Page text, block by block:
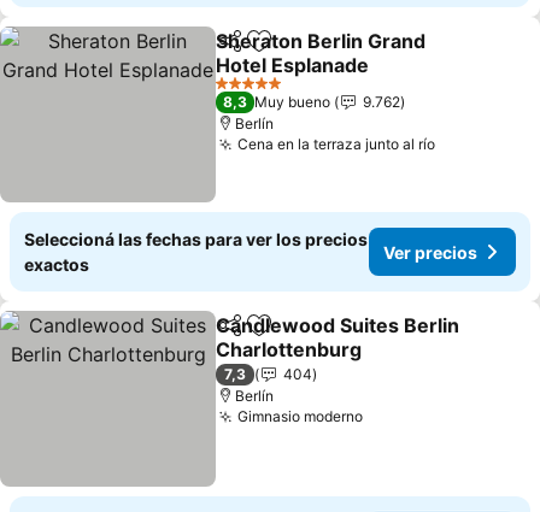
CompartirAñadir a favoritos
Sheraton Berlin Grand
Hotel Esplanade
5 Estrellas
8,3 Muy bueno
9.762
Berlín
Cena en la terraza junto al río
Seleccioná las fechas para ver los precios
exactos
Ver precios
CompartirAñadir a favoritos
Candlewood Suites Berlin
Charlottenburg
7,3
404
Berlín
Gimnasio moderno